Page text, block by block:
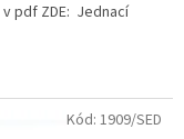
v pdf ZDE: Jednací
Kód: 1909/SED